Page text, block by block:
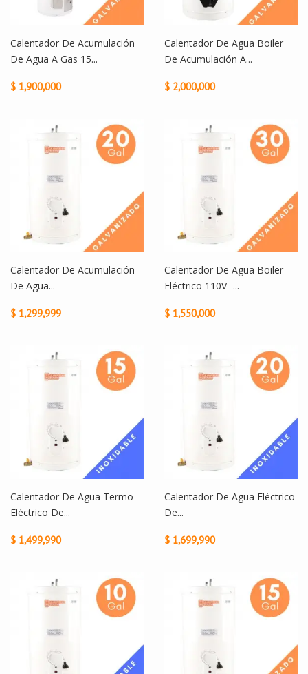
Calentador De Acumulación
De Agua A Gas 15...
$ 1,900,000
Calentador De Agua Boiler
De Acumulación A...
$ 2,000,000
Calentador De Acumulación
De Agua...
$ 1,299,999
Calentador De Agua Boiler
Eléctrico 110V -...
$ 1,550,000
Calentador De Agua Termo
Eléctrico De...
$ 1,499,990
Calentador De Agua Eléctrico
De...
$ 1,699,990